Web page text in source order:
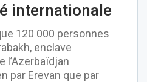
internationale
120 000 personnes
enclave
l’Azerbaïdjan
par Erevan que par